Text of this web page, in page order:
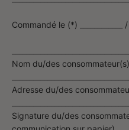
Commandé le (*) ____________ /
Nom du/des consommateur(s)
Adresse du/des
Signature du/des